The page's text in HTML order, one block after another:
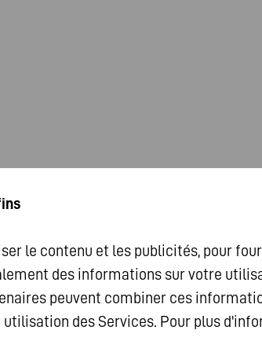
le contenu et les publicités, pour
des informations sur votre
peuvent combiner ces
des Services. Pour plus